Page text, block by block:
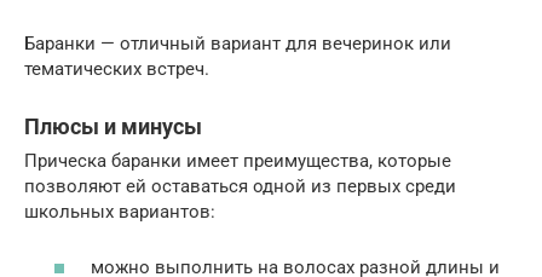
Баранки — отличный вариант для вечеринок или
тематических встреч.
Плюсы и минусы
Прическа баранки имеет преимущества, которые
позволяют ей оставаться одной из первых среди
школьных вариантов:
можно выполнить на волосах разной длины и